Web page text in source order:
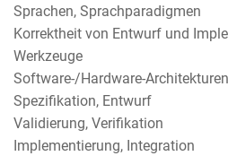
Sprachen, Sprachparadigmen
Korrektheit von Entwurf und
Werkzeuge
Software-/Hardware-Architekturen
Spezifikation, Entwurf
Validierung, Verifikation
Implementierung, Integration